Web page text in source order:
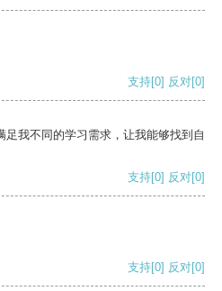
支持[0] 反对[0]
我不同的学习需求，让我能够找到自
支持[0] 反对[0]
支持[0] 反对[0]